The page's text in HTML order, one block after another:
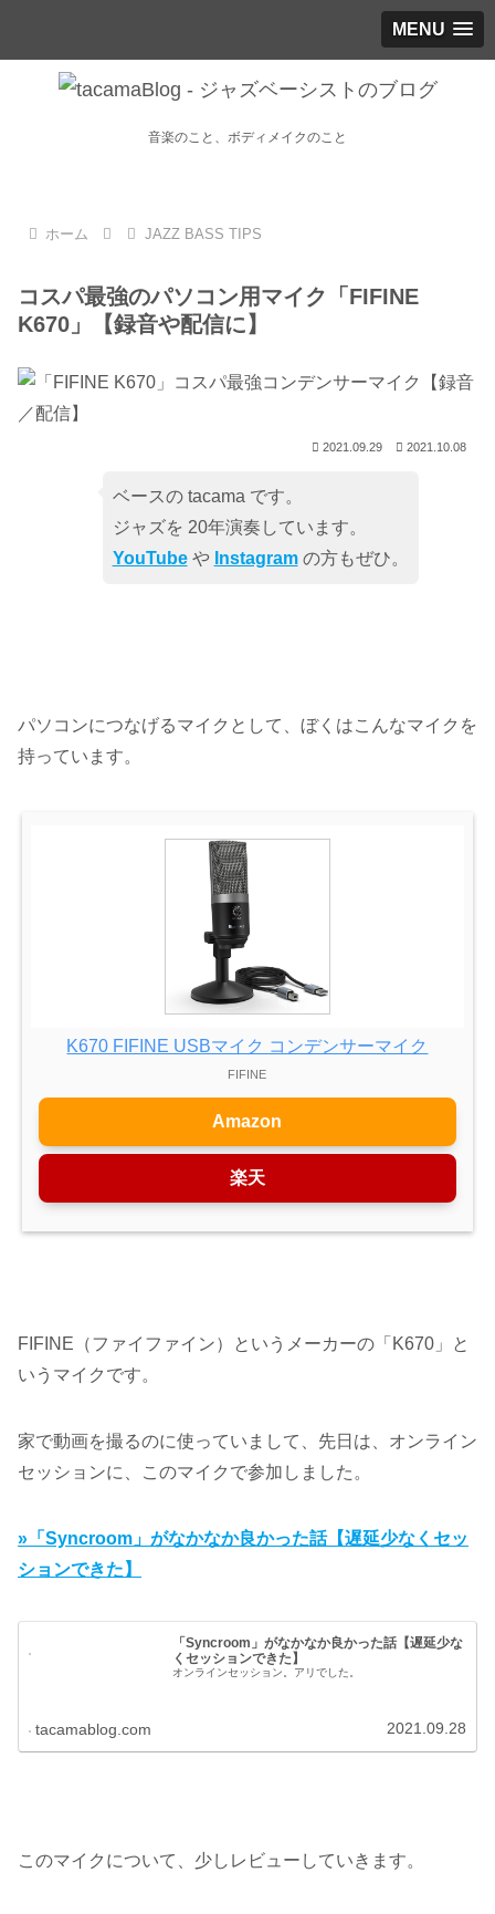
MENU
音楽のこと、ボディメイクのこと
ホーム JAZZ BASS TIPS
コスパ最強のパソコン用マイク「FIFINE
K670」【録音や配信に】
2021.09.29 2021.10.08
ベースの tacama です。
ジャズを 20年演奏しています。
YouTubeや Instagramの方もぜひ。
パソコンにつなげるマイクとして、ぼくはこんなマイクを
持っています。
K670 FIFINE USBマイク コンデンサーマイク
FIFINE
Amazon
楽天
FIFINE（ファイファイン）というメーカーの「K670」と
いうマイクです。
家で動画を撮るのに使っていまして、先日は、オンライン
セッションに、このマイクで参加しました。
»「Syncroom」がなかなか良かった話【遅延少なくセッ
ションできた】
「Syncroom」がなかなか良かった話【遅延少な
くセッションできた】
オンラインセッション。アリでした。
tacamablog.com 2021.09.28
このマイクについて、少しレビューしていきます。